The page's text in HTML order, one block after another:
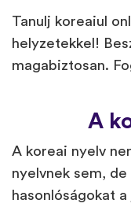
Tanulj koreaiul
helyzetekkel!
magabiztosan.
A
A koreai nyelv
nyelvnek sem,
hasonlóságokat